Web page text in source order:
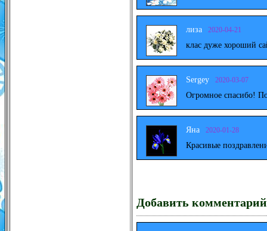
лиза 2020-04-21
клас дуже хороший
Sergey 2020-03-07
Огромное спасибо!
Яна 2020-01-28
Красивые
Добавить комментарий